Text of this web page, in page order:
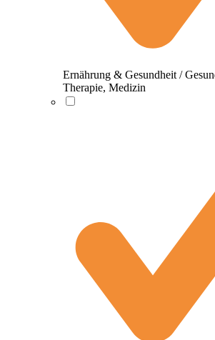
Ernährung & Gesundheit /
Therapie, Medizin